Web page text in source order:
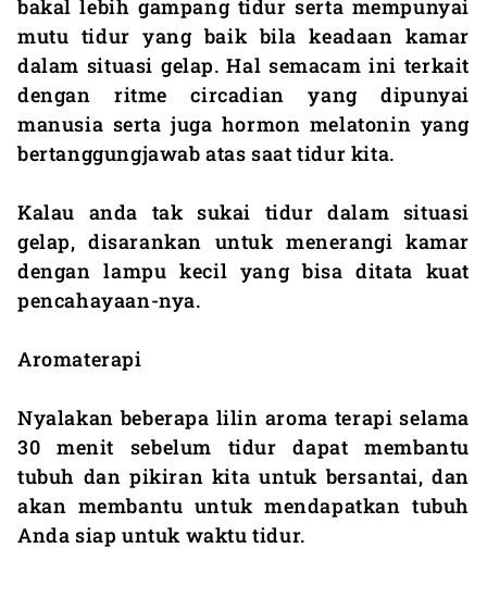
bakal lebih gampang tidur serta mempunyai
mutu tidur yang baik bila keadaan kamar
dalam situasi gelap. Hal semacam ini terkait
dengan ritme circadian yang dipunyai
manusia serta juga hormon melatonin yang
bertanggungjawab atas saat tidur kita.
Kalau anda tak sukai tidur dalam situasi
gelap, disarankan untuk menerangi kamar
dengan lampu kecil yang bisa ditata kuat
pencahayaan-nya.
Aromaterapi
Nyalakan beberapa lilin aroma terapi selama
30 menit sebelum tidur dapat membantu
tubuh dan pikiran kita untuk bersantai, dan
akan membantu untuk mendapatkan tubuh
Anda siap untuk waktu tidur.